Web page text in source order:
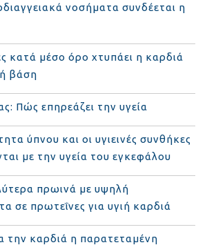
νοσήματα συνδέεται η
κατά μέσο όρο χτυπάει η καρδιά
βάση
Πώς επηρεάζει την υγεία
ύπνου και οι υγιεινές συνθήκες
με την υγεία του εγκεφάλου
πρωινά με υψηλή
σε πρωτεΐνες για υγιή καρδιά
την καρδιά η παρατεταμένη